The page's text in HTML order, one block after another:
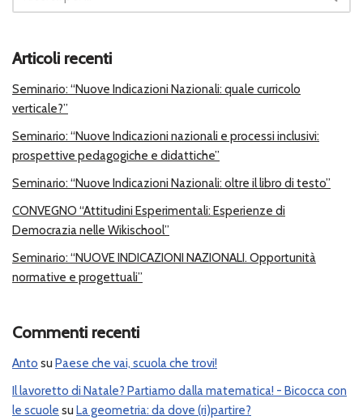
Articoli recenti
Seminario: “Nuove Indicazioni Nazionali: quale curricolo
verticale?”
Seminario: “Nuove Indicazioni nazionali e processi inclusivi:
prospettive pedagogiche e didattiche”
Seminario: “Nuove Indicazioni Nazionali: oltre il libro di testo”
CONVEGNO “Attitudini Esperimentali: Esperienze di
Democrazia nelle Wikischool”
Seminario: “NUOVE INDICAZIONI NAZIONALI. Opportunità
normative e progettuali”
Commenti recenti
Anto su Paese che vai, scuola che trovi!
Il lavoretto di Natale? Partiamo dalla matematica! - Bicocca con
le scuole su La geometria: da dove (ri)partire?